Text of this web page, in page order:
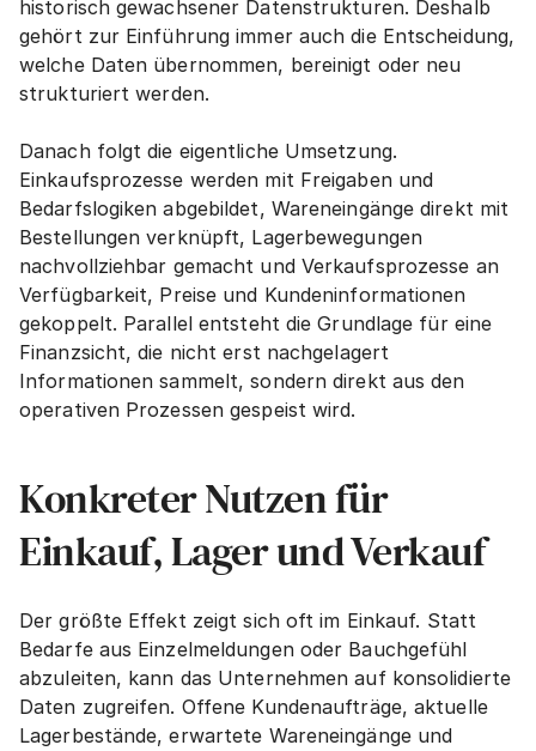
historisch gewachsener Datenstrukturen. Deshalb
gehört zur Einführung immer auch die Entscheidung,
welche Daten übernommen, bereinigt oder neu
strukturiert werden.
Danach folgt die eigentliche Umsetzung.
Einkaufsprozesse werden mit Freigaben und
Bedarfslogiken abgebildet, Wareneingänge direkt mit
Bestellungen verknüpft, Lagerbewegungen
nachvollziehbar gemacht und Verkaufsprozesse an
Verfügbarkeit, Preise und Kundeninformationen
gekoppelt. Parallel entsteht die Grundlage für eine
Finanzsicht, die nicht erst nachgelagert
Informationen sammelt, sondern direkt aus den
operativen Prozessen gespeist wird.
Konkreter Nutzen für
Einkauf, Lager und Verkauf
Der größte Effekt zeigt sich oft im Einkauf. Statt
Bedarfe aus Einzelmeldungen oder Bauchgefühl
abzuleiten, kann das Unternehmen auf konsolidierte
Daten zugreifen. Offene Kundenaufträge, aktuelle
Lagerbestände, erwartete Wareneingänge und